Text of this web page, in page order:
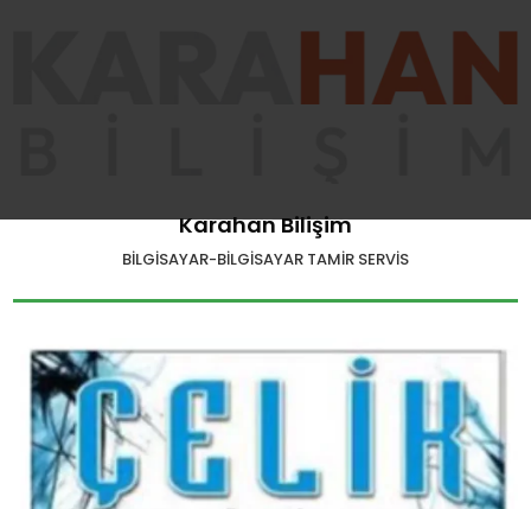
Karahan Bilişim
BILGISAYAR-BILGISAYAR TAMIR SERVIS